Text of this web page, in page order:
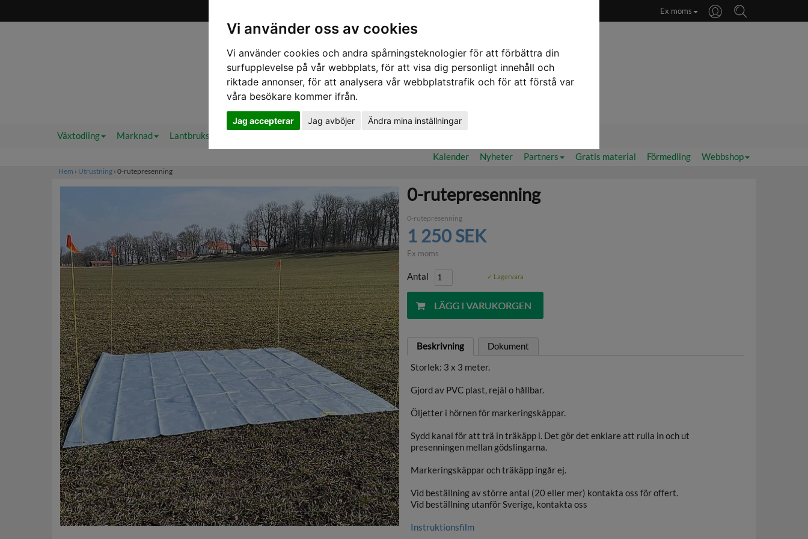
Vi använder oss av cookies
Vi använder cookies och andra spårningsteknologier för att förbättra din
surfupplevelse på vår webbplats, för att visa dig personligt innehåll och
riktade annonser, för att analysera vår webbplatstrafik och för att förstå var
våra besökare kommer ifrån.
Jag accepterar Jag avböjer Ändra mina inställningar
Ex moms
Växtodling Marknad Lantbruksväder 2.0
Kalender Nyheter Partners Gratis material Förmedling Webbshop
Hem › Utrustning › 0-rutepresenning
0-rutepresenning
0-rutepresenning
1 250 SEK
Ex moms
Antal ✓ Lagervara
Beskrivning Dokument
Storlek: 3 x 3 meter.
Gjord av PVC plast, rejäl o hållbar.
Öljetter i hörnen för markeringskäppar.
Sydd kanal för att trä in träkäpp i. Det gör det enklare att rulla in och ut
presenningen mellan gödslingarna.
Markeringskäppar och träkäpp ingår ej.
Vid beställning av större antal (20 eller mer) kontakta oss för offert.
Vid beställning utanför Sverige, kontakta oss
Instruktionsfilm